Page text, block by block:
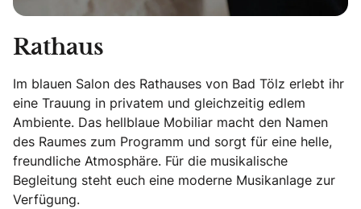
Rathaus
Im blauen Salon des Rathauses von Bad Tölz erlebt ihr
eine Trauung in privatem und gleichzeitig edlem
Ambiente. Das hellblaue Mobiliar macht den Namen
des Raumes zum Programm und sorgt für eine helle,
freundliche Atmosphäre. Für die musikalische
Begleitung steht euch eine moderne Musikanlage zur
Verfügung.